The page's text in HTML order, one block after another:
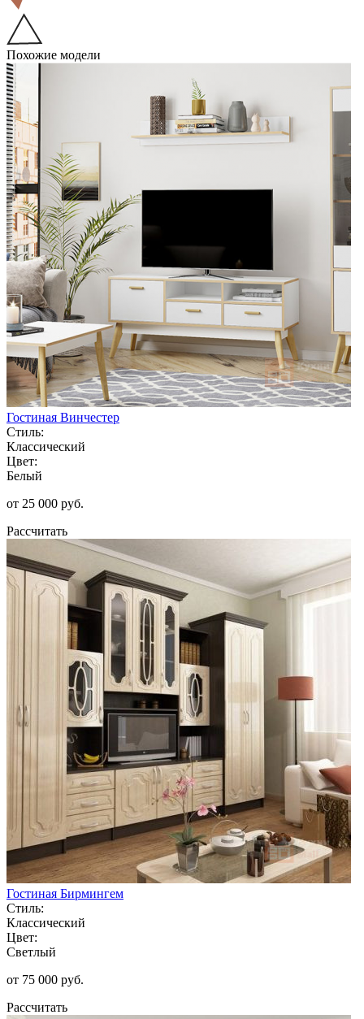
Похожие модели
Гостиная Винчестер
Стиль:
Классический
Цвет:
Белый
от 25 000 руб.
Рассчитать
Гостиная Бирмингем
Стиль:
Классический
Цвет:
Светлый
от 75 000 руб.
Рассчитать